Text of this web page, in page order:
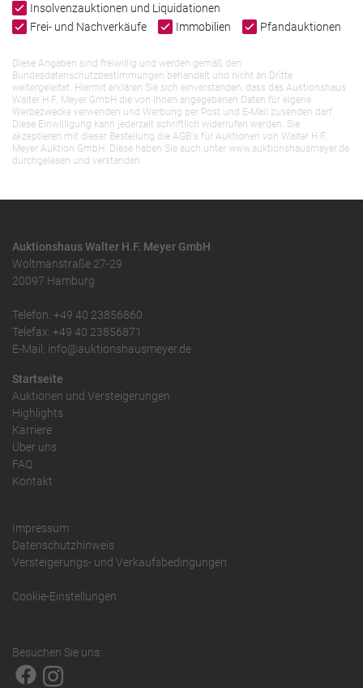
Insolvenzauktionen und Liquidationen
Frei- und Nachverkäufe
Immobilien Pfandauktionen
Diese Angaben sind freiwillig und werden gemäß den
Bundesdatenschutzbestimmungen behandelt und nicht an Dritte
weitergeleitet. Hiermit erklären Sie sich einverstanden, dass das Auktionshaus
Walter H.F. Meyer GmbH die von Ihnen angegebenen Daten für eigene
Werbezwecke verwenden und Werbung per Post und E-Mail zusenden darf.
Diese Einwilligung kann jederzeit schriftlich widerrufen werden. Sie
akzeptieren mit dieser Bestellung die AGB`s für Auktionen von Walter H.F.
Meyer Auktion GmbH. Diese haben Sie auch unter www.auktionshausmeyer.de
durchgelesen und verstanden.
Auktionshaus Walter H.F. Meyer GmbH
Woltmanstraße 27-29
20097 Hamburg
Telefon: +49 40 23856860
Telefax: +49 40 23856871
E-Mail: info@auktionshausmeyer.de
Startseite
Auktionen und Versteigerungen
Highlights
Karriere
Über uns
FAQ
Kontakt
Impressum
Datenschutzhinweis
Versteigerungs- und Verkaufsbedingungen
Cookie-Einstellungen
Besuchen Sie uns: